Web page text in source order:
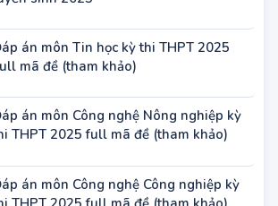
tuyển sinh 2025
Full mã đề (tham khảo)
thi THPT 2025 full mã đề (tham khảo)